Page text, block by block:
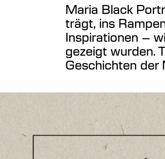
Maria Black
trägt, ins
Inspirationen –
gezeigt wurden.
Geschichten der